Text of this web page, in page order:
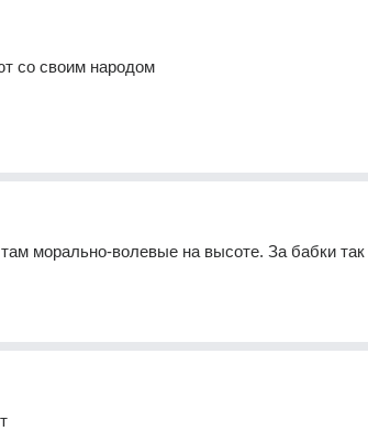
со своим народом
морально-волевые на высоте. За бабки так